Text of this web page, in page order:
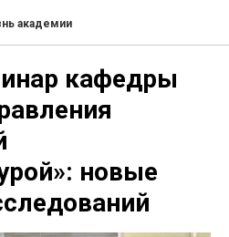
академии
кафедры
новые